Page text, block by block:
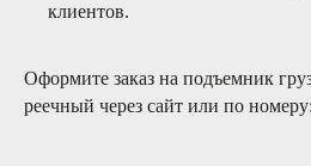
клиентов.
Оформите заказ на подъемник
реечный через сайт или по